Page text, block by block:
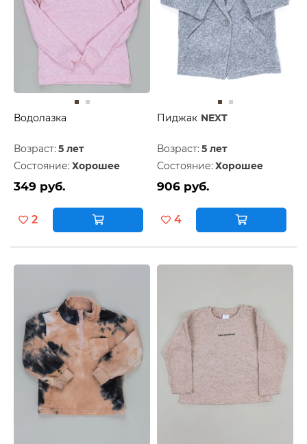
Водолазка
Возраст: 5 лет
Состояние: Хорошее
349 руб.
2
Пиджак NEXT
Возраст: 5 лет
Состояние: Хорошее
906 руб.
4